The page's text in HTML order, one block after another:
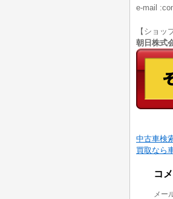
e-mail
【ショ
朝日株式
中古車検
買取なら
コ
メー